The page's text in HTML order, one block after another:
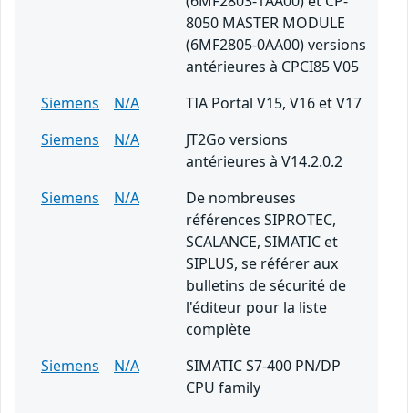
8050 MASTER MODULE
(6MF2805-0AA00) versions
antérieures à CPCI85 V05
Siemens
N/A
TIA Portal V15, V16 et V17
Siemens
N/A
JT2Go versions
antérieures à V14.2.0.2
Siemens
N/A
De nombreuses
références SIPROTEC,
SCALANCE, SIMATIC et
SIPLUS, se référer aux
bulletins de sécurité de
l'éditeur pour la liste
complète
Siemens
N/A
SIMATIC S7-400 PN/DP
CPU family